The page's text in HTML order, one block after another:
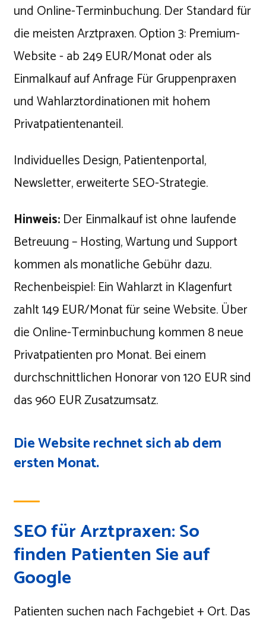
und Online-Terminbuchung. Der Standard für
die meisten Arztpraxen. Option 3: Premium-
Website - ab 249 EUR/Monat oder als
Einmalkauf auf Anfrage Für Gruppenpraxen
und Wahlarztordinationen mit hohem
Privatpatientenanteil.
Individuelles Design, Patientenportal,
Newsletter, erweiterte SEO-Strategie.
Hinweis: Der Einmalkauf ist ohne laufende
Betreuung – Hosting, Wartung und Support
kommen als monatliche Gebühr dazu.
Rechenbeispiel: Ein Wahlarzt in Klagenfurt
zahlt 149 EUR/Monat für seine Website. Über
die Online-Terminbuchung kommen 8 neue
Privatpatienten pro Monat. Bei einem
durchschnittlichen Honorar von 120 EUR sind
das 960 EUR Zusatzumsatz.
Die Website rechnet sich ab dem
ersten Monat.
SEO für Arztpraxen: So
finden Patienten Sie auf
Google
Patienten suchen nach Fachgebiet + Ort. Das